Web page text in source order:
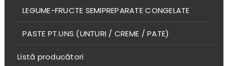
LEGUME-FRUCTE SEMIPREPARATE CONGELATE
PASTE PT.UNS (UNTURI / CREME / PATE)
Listă producători